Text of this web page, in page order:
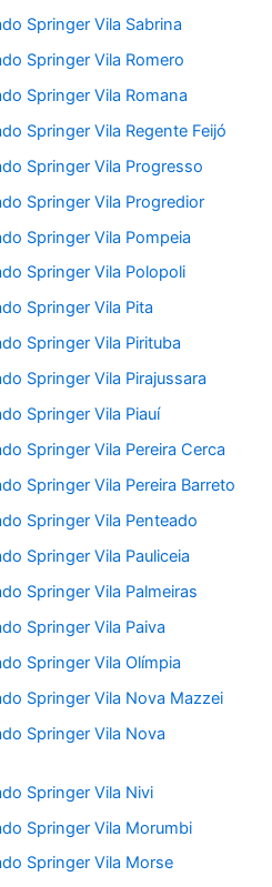
Springer Vila Sabrina
Springer Vila Romero
Springer Vila Romana
Springer Vila Regente Feijó
Springer Vila Progresso
Springer Vila Progredior
Springer Vila Pompeia
Springer Vila Polopoli
Springer Vila Pita
Springer Vila Pirituba
Springer Vila Pirajussara
Springer Vila Piauí
Springer Vila Pereira Cerca
Springer Vila Pereira Barreto
Springer Vila Penteado
Springer Vila Pauliceia
Springer Vila Palmeiras
Springer Vila Paiva
Springer Vila Olímpia
Springer Vila Nova Mazzei
Springer Vila Nova
Springer Vila Nivi
Springer Vila Morumbi
Springer Vila Morse